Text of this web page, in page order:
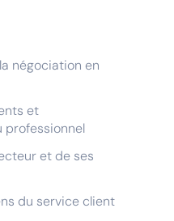
négociation en
et
professionnel
et de ses
du service client